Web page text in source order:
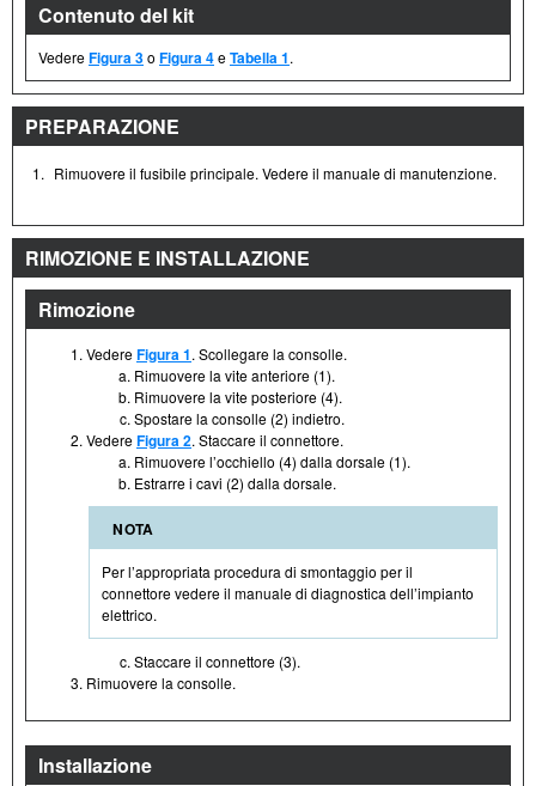
Contenuto del kit
VedereFigura 3o Figura 4eTabella 1.
PREPARAZIONE
1. Rimuovere il fusibile principale. Vedere il manuale di manutenzione.
RIMOZIONE E INSTALLAZIONE
Rimozione
VedereFigura 1. Scollegare la consolle.
Rimuovere la vite anteriore (1).
Rimuovere la vite posteriore (4).
Spostare la consolle (2) indietro.
VedereFigura 2. Staccare il connettore.
Rimuovere l’occhiello (4) dalla dorsale (1).
Estrarre i cavi (2) dalla dorsale.
NOTA
Per l’appropriata procedura di smontaggio per il
connettore vedere il manuale di diagnostica dell’impianto
elettrico.
Staccare il connettore (3).
Rimuovere la consolle.
Installazione